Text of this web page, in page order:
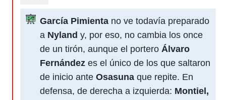
García Pimienta no ve todavía preparado
a Nyland y, por eso, no cambia los once
de un tirón, aunque el portero Álvaro
Fernández es el único de los que saltaron
de inicio ante Osasuna que repite. En
defensa, de derecha a izquierda: Montiel,